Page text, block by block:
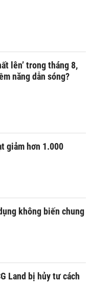
lên’ trong tháng 8,
năng dẫn sóng?
giảm hơn 1.000
không biến chung
Land bị hủy tư cách